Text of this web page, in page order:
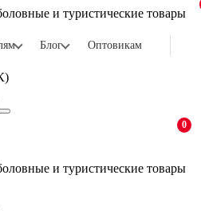
и туристические товары
Блог Оптовикам
0
и туристические товары